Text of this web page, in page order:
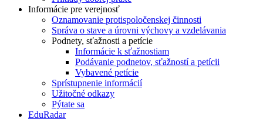
Informácie pre verejnosť
Oznamovanie protispoločenskej činnosti
Správa o stave a úrovni výchovy a vzdelávania
Podnety, sťažnosti a petície
Informácie k sťažnostiam
Podávanie podnetov, sťažností a petícii
Vybavené petície
Sprístupnenie informácií
Užitočné odkazy
Pýtate sa
EduRadar